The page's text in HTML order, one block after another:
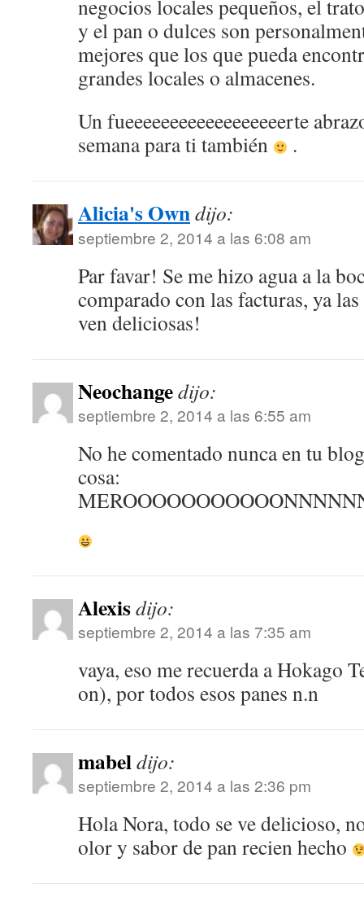
negocios locales pequeños, el
y el pan o dulces son
mejores que los que pueda
grandes locales o almacenes.
Un fueeeeeeeeeeeeeeeeeerte
semana para ti también
.
Alicia's Owndijo:
septiembre 2, 2014 a las 6:08 am
Par favar! Se me hizo agua a la
comparado con las facturas, ya
ven deliciosas!
Neochangedijo:
septiembre 2, 2014 a las 6:55 am
No he comentado nunca en tu
cosa:
Alexisdijo:
septiembre 2, 2014 a las 7:35 am
vaya, eso me recuerda a Hokago
on), por todos esos panes n.n
mabeldijo:
septiembre 2, 2014 a las 2:36 pm
Hola Nora, todo se ve delicioso,
olor y sabor de pan recien hecho